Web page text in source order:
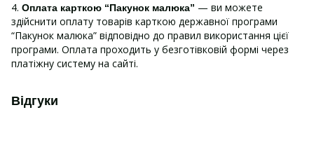
4. Оплата карткою “Пакунок малюка” — ви можете
здійснити оплату товарів карткою державної програми
“Пакунок малюка” відповідно до правил використання цієї
програми. Оплата проходить у безготівковій формі через
платіжну систему на сайті.
Відгуки